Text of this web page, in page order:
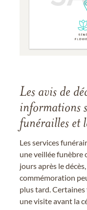
Les avis de
informations
funérailles et
Les services
une veillée funèbre
jours après le
commémoration
plus tard.
une visite avant la